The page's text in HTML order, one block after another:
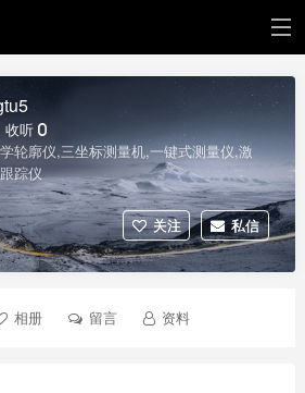
收听 0
轮廓仪,三坐标测量机,一键式测量仪,激
踪仪
关注 私信
相册 留言 资料